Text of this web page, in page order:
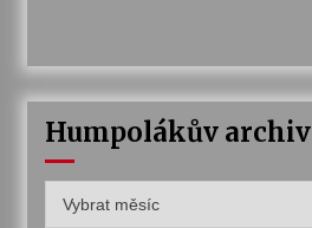
Humpolákův archiv
archiv